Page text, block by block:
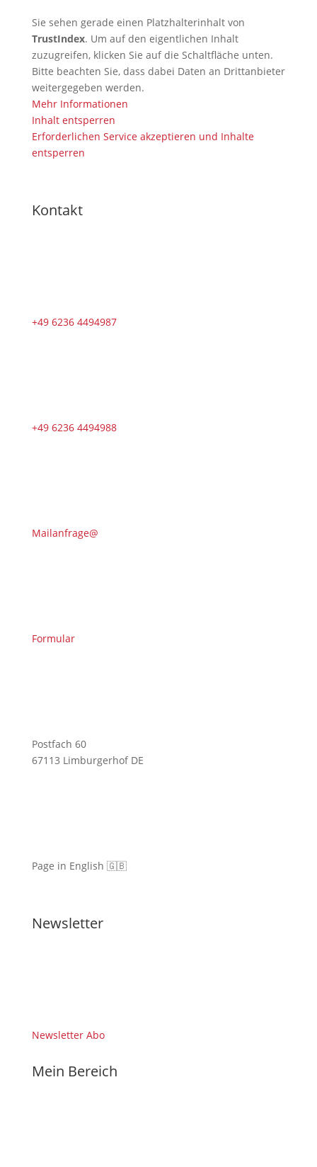
Sie sehen gerade einen Platzhalterinhalt von
TrustIndex. Um auf den eigentlichen Inhalt
zuzugreifen, klicken Sie auf die Schaltfläche unten.
Bitte beachten Sie, dass dabei Daten an Drittanbieter
weitergegeben werden.
Mehr Informationen
Inhalt entsperren
Erforderlichen Service akzeptieren und Inhalte
entsperren
Kontakt
+49 6236 4494987
+49 6236 4494988
Mailanfrage@
Formular
Postfach 60
67113 Limburgerhof DE
Page in English 🇬🇧
Newsletter
Newsletter Abo
Mein Bereich